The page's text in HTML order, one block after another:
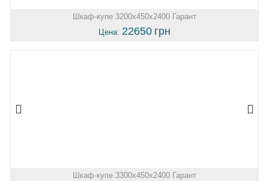
Шкаф-купе 3200х450х2400 Гарант
Цена: 22650 грн
Шкаф-купе 3300х450х2400 Гарант